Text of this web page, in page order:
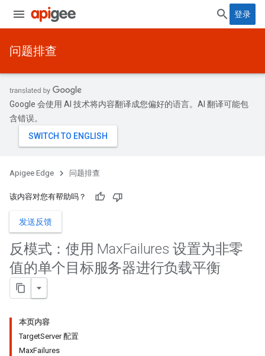
登录
问题排查
Google 会使用 AI 技术将内容翻译成您偏好的语言。AI 翻译可能包
含错误。
Apigee Edge 问题排查
该内容对您有帮助吗？
发送反馈
反模式：使用 MaxFailures 设置为非零
值的单个目标服务器进行负载平衡
本页内容
TargetServer 配置
MaxFailures